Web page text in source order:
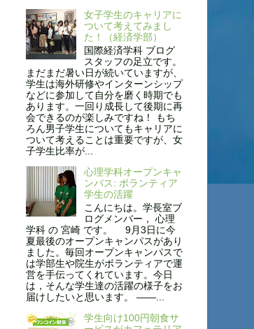
女子学生のキャリアに
ついて考えてみまし
た！（経済学部）
国際経済学科 ブログ
スタッフの足立です。
まだまだ暑い日が続いていますが、
学生は海外研修やインターンシップ
などに参加して自分を磨く時期でも
あります。一回り成長して後期に再
会できるのが楽しみですね！ もち
ろん男子学生についてもキャリアに
ついて考えることは重要ですが、女
子学生比率が...
心理学科オープンキャ
ンパス: ボランティア
学生の活躍
こんにちは。学長室ブ
ログメンバー， 心理
学科 の 宮崎 です。 9月3日に今
夏最後のオープンキャンパスがあり
ました。毎回オープンキャンパスで
は学部生や院生がボランティアで運
営を手伝ってくれています。今日
は，そんな学生達の活躍の様子をお
届けしたいと思います。 ——...
学生向け100円朝食サ